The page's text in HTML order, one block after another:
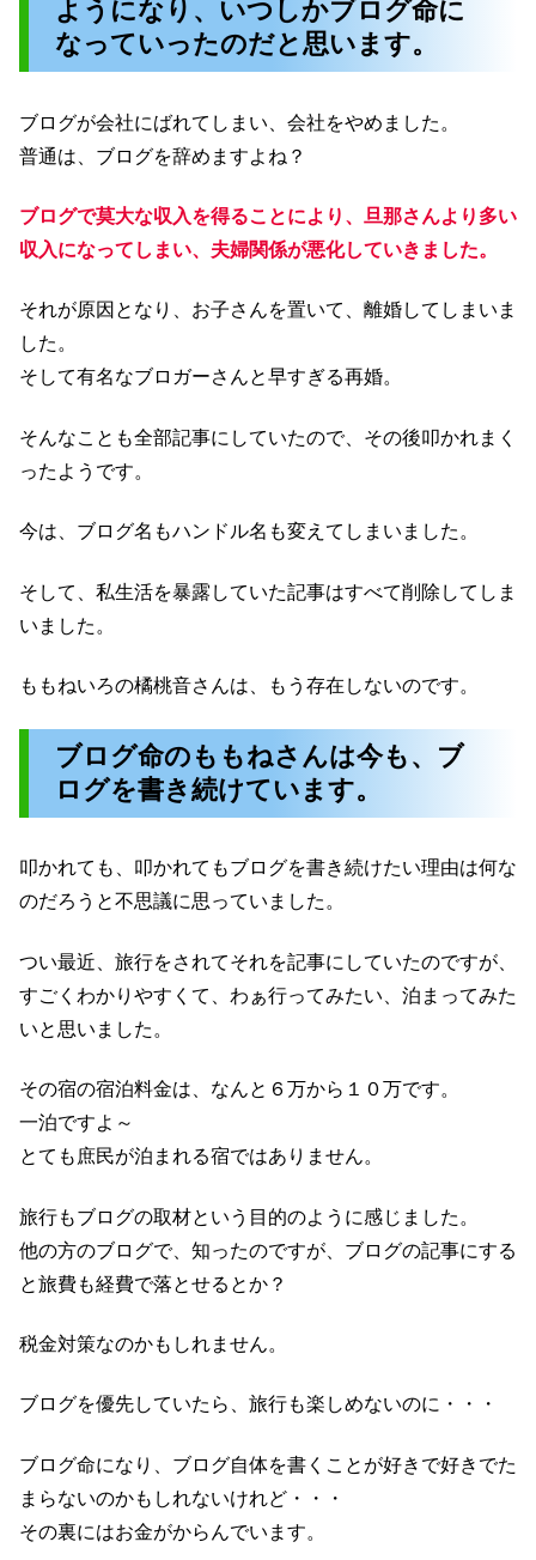
ようになり、いつしかブログ命に
なっていったのだと思います。
ブログが会社にばれてしまい、会社をやめました。
普通は、ブログを辞めますよね？
ブログで莫大な収入を得ることにより、旦那さんより多い
収入になってしまい、夫婦関係が悪化していきました。
それが原因となり、お子さんを置いて、離婚してしまいま
した。
そして有名なブロガーさんと早すぎる再婚。
そんなことも全部記事にしていたので、その後叩かれまく
ったようです。
今は、ブログ名もハンドル名も変えてしまいました。
そして、私生活を暴露していた記事はすべて削除してしま
いました。
ももねいろの橘桃音さんは、もう存在しないのです。
ブログ命のももねさんは今も、ブ
ログを書き続けています。
叩かれても、叩かれてもブログを書き続けたい理由は何な
のだろうと不思議に思っていました。
つい最近、旅行をされてそれを記事にしていたのですが、
すごくわかりやすくて、わぁ行ってみたい、泊まってみた
いと思いました。
その宿の宿泊料金は、なんと６万から１０万です。
一泊ですよ～
とても庶民が泊まれる宿ではありません。
旅行もブログの取材という目的のように感じました。
他の方のブログで、知ったのですが、ブログの記事にする
と旅費も経費で落とせるとか？
税金対策なのかもしれません。
ブログを優先していたら、旅行も楽しめないのに・・・
ブログ命になり、ブログ自体を書くことが好きで好きでた
まらないのかもしれないけれど・・・
その裏にはお金がからんでいます。